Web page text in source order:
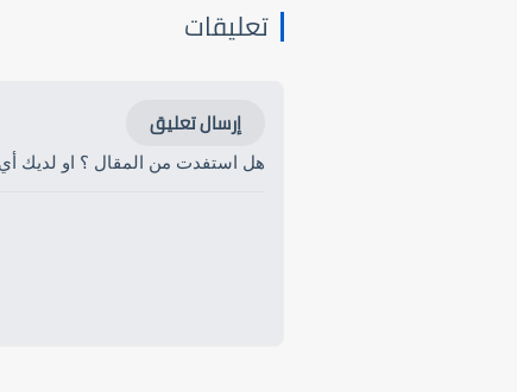
تعليقات
إرسال تعليق
هل استفدت من المقال ؟ او لديك أي